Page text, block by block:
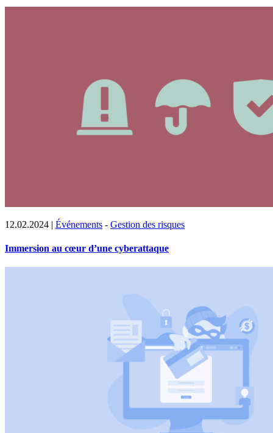
12.02.2024 | Événements - Gestion des risques
Immersion au cœur d’une cyberattaque